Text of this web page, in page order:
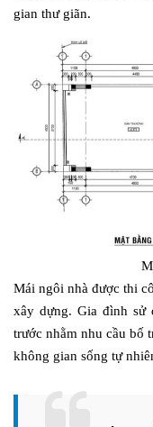
gian thư giãn.
Mái ngôi nhà được thi
xây dựng. Gia đình sử
trước nhằm nhu cầu bố
không gian sống tự